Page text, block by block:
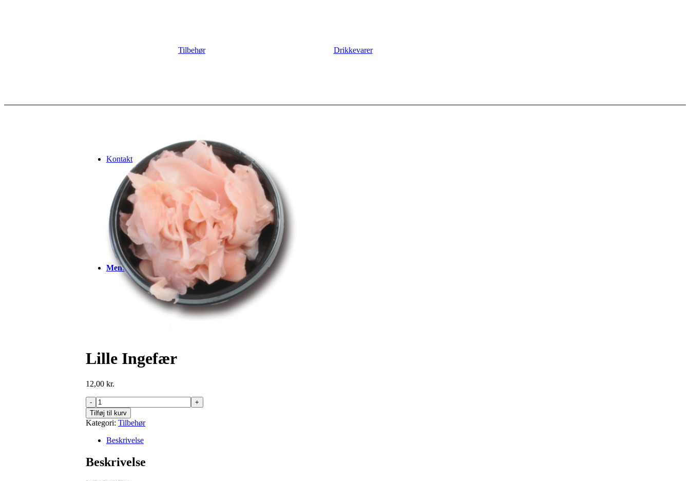
Tilbehør Drikkevarer
Kontakt
Menu Menu
Lille Ingefær
12,00 kr.
Lille
Ingefær
antal
Tilføj til kurv
Kategori: Tilbehør
Beskrivelse
Beskrivelse